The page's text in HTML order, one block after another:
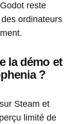
reste
ordinateurs
la démo et
?
Steam et
limité de